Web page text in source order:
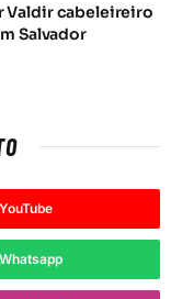
Valdir cabeleireiro
Salvador
YouTube
Whatsapp